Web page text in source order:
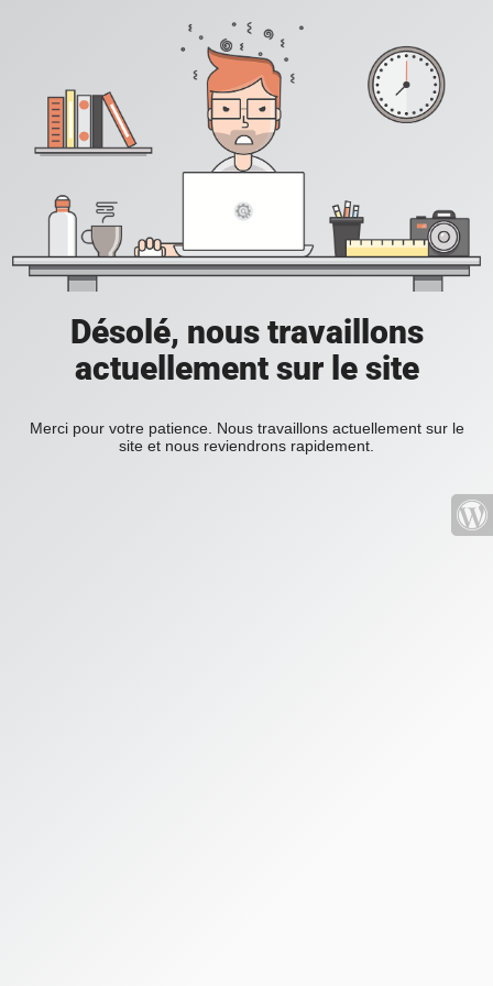
Désolé, nous travaillons
actuellement sur le site
Merci pour votre patience. Nous travaillons actuellement sur le
site et nous reviendrons rapidement.